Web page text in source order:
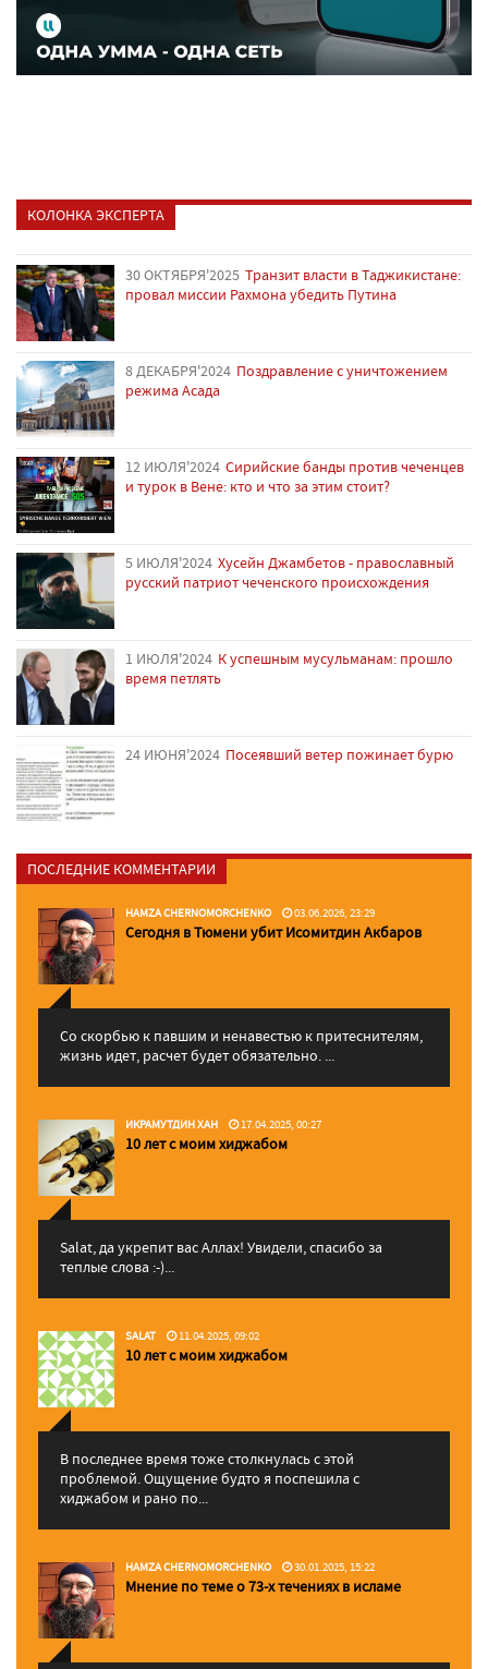
КОЛОНКА ЭКСПЕРТА
30 ОКТЯБРЯ'2025 Транзит власти в Таджикистане:
провал миссии Рахмона убедить Путина
8 ДЕКАБРЯ'2024 Поздравление с уничтожением
режима Асада
12 ИЮЛЯ'2024 Сирийские банды против чеченцев
и турок в Вене: кто и что за этим стоит?
5 ИЮЛЯ'2024 Хусейн Джамбетов - православный
русский патриот чеченского происхождения
1 ИЮЛЯ'2024 К успешным мусульманам: прошло
время петлять
24 ИЮНЯ'2024 Посеявший ветер пожинает бурю
ПОСЛЕДНИЕ КОММЕНТАРИИ
HAMZA CHERNOMORCHENKO 03.06.2026, 23:29
Сегодня в Тюмени убит Исомитдин Акбаров
Со скорбью к павшим и ненавестью к притеснителям,
жизнь идет, расчет будет обязательно. ...
ИКРАМУТДИН ХАН 17.04.2025, 00:27
10 лет с моим хиджабом
Salat, да укрепит вас Аллаx! Увидели, спасибо за
теплые слова :-)...
SALAT 11.04.2025, 09:02
10 лет с моим хиджабом
В последнее время тоже столкнулась с этой
проблемой. Ощущение будто я поспешила с
хиджабом и рано по...
HAMZA CHERNOMORCHENKO 30.01.2025, 15:22
Мнение по теме о 73-х течениях в исламе